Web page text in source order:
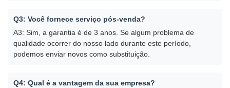
Q3: Você fornece serviço pós-venda?
A3: Sim, a garantia é de 3 anos. Se algum problema de
qualidade ocorrer do nosso lado durante este período,
podemos enviar novos como substituição.
Q4: Qual é a vantagem da sua empresa?